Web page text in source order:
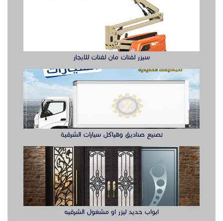
سيزر لفتات مان لفتات للايجار
تصنيع صناديق وهياكل سيارات الشرقية
ابواب حديد ليزر او مشغول الشرقيه